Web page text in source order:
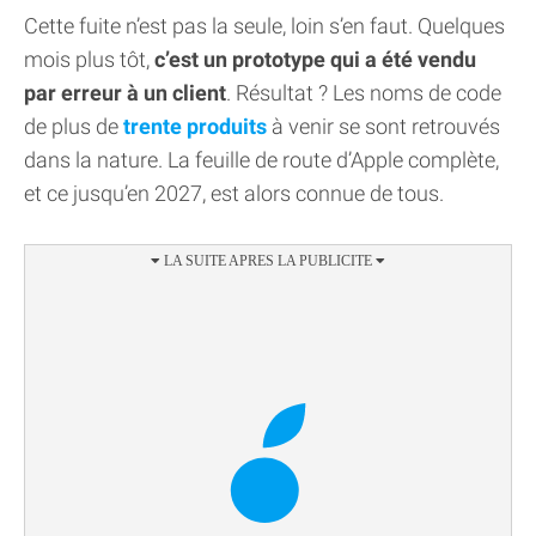
Cette fuite n’est pas la seule, loin s’en faut. Quelques
mois plus tôt,c’est un prototype qui a été vendu
par erreur à un client. Résultat ? Les noms de code
de plus detrente produits à venir se sont retrouvés
dans la nature. La feuille de route d’Apple complète,
et ce jusqu’en 2027, est alors connue de tous.